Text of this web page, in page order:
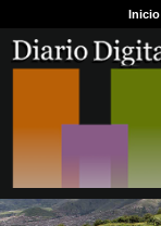
Inicio